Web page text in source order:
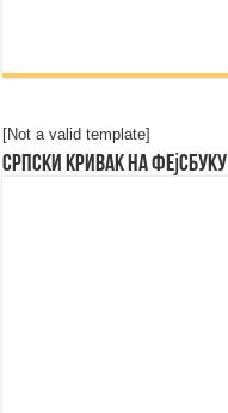
[Not a valid template]
Српски Кривак на Фејсбуку